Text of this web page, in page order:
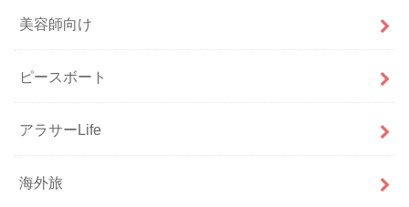
美容師向け
ピースボート
アラサーLife
海外旅